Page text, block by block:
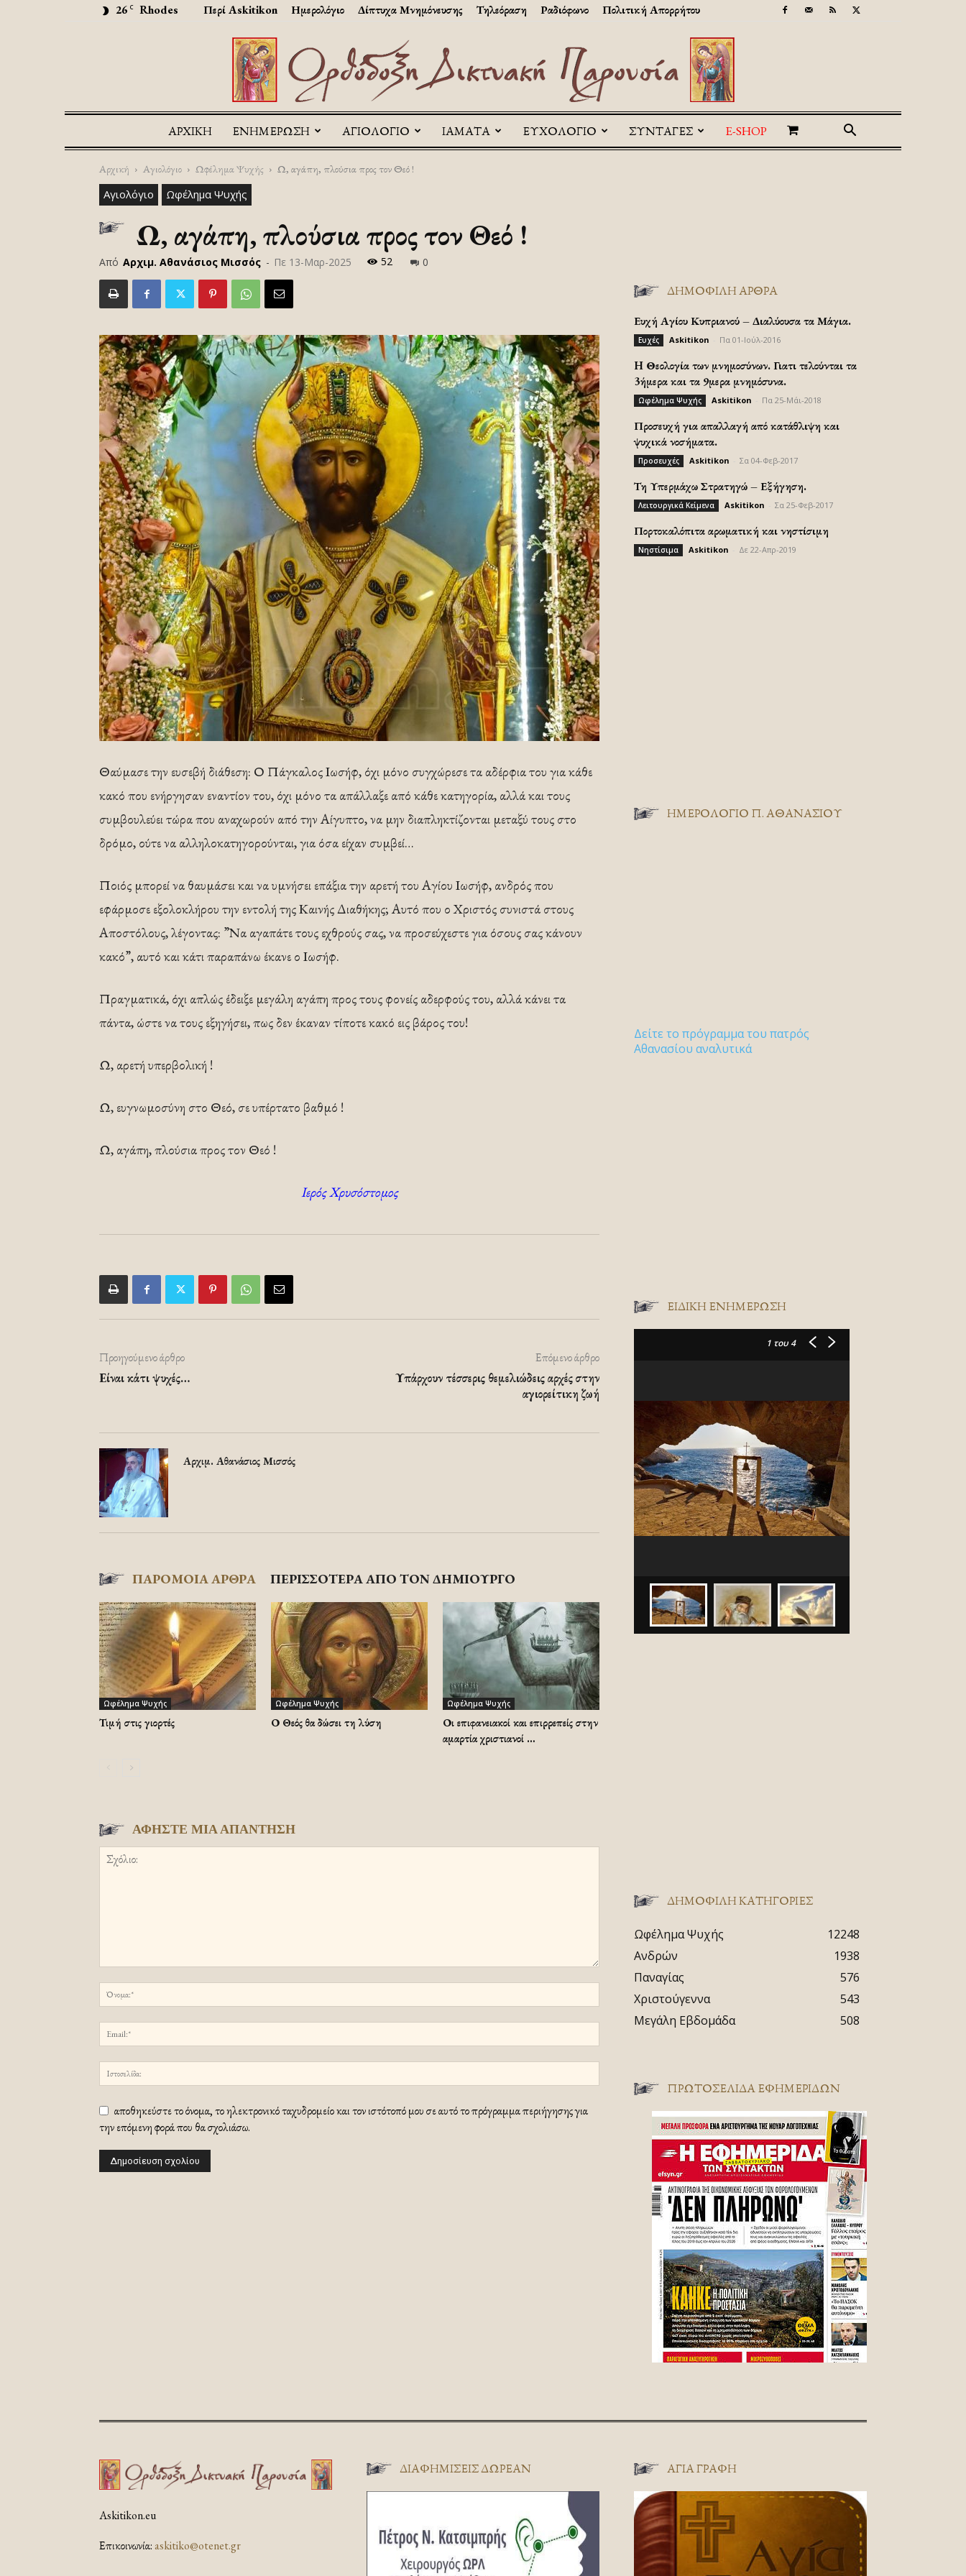
26 C Rhodes Περί Askitikon Ημερολόγιο Δίπτυχα Μνημόνευσης Τηλεόραση Ραδιόφωνο Πολιτική Απορρήτου
Askitikon
ΑΡΧΙΚΉ ΕΝΗΜΕΡΩΣΗ ΑΓΙΟΛΟΓΙΟ ΙΑΜΑΤΑ ΕΥΧΟΛΟΓΙΟ ΣΥΝΤΑΓΕΣ E-SHOP
Αρχική Αγιολόγιο Ωφέλημα Ψυχής Ω, αγάπη, πλούσια προς τον Θεό !
Αγιολόγιο Ωφέλημα Ψυχής
Ω, αγάπη, πλούσια προς τον Θεό !
Από Αρχιμ. Αθανάσιος Μισσός - Πε 13-Μαρ-2025 52 0
Θαύμασε την ευσεβή διάθεση: Ο Πάγκαλος Ιωσήφ, όχι μόνο συγχώρεσε τα αδέρφια του για κάθε
κακό που ενήργησαν εναντίον του, όχι μόνο τα απάλλαξε από κάθε κατηγορία, αλλά και τους
συμβουλεύει τώρα που αναχωρούν από την Αίγυπτο, να μην διαπληκτίζονται μεταξύ τους στο
δρόμο, ούτε να αλληλοκατηγορούνται, για όσα είχαν συμβεί…
Ποιός μπορεί να θαυμάσει και να υμνήσει επάξια την αρετή του Αγίου Ιωσήφ, ανδρός που
εφάρμοσε εξολοκλήρου την εντολή της Καινής Διαθήκης; Αυτό που ο Χριστός συνιστά στους
Αποστόλους, λέγοντας: ”Να αγαπάτε τους εχθρούς σας, να προσεύχεστε για όσους σας κάνουν
κακό”, αυτό και κάτι παραπάνω έκανε ο Ιωσήφ.
Πραγματικά, όχι απλώς έδειξε μεγάλη αγάπη προς τους φονείς αδερφούς του, αλλά κάνει τα
πάντα, ώστε να τους εξηγήσει, πως δεν έκαναν τίποτε κακό εις βάρος του!
Ω, αρετή υπερβολική !
Ω, ευγνωμοσύνη στο Θεό, σε υπέρτατο βαθμό !
Ω, αγάπη, πλούσια προς τον Θεό !
Ιερός Χρυσόστομος
Προηγούμενο άρθρο
Είναι κάτι ψυχές…
Επόμενο άρθρο
Υπάρχουν τέσσερις θεμελιώδεις αρχές στην
αγιορείτικη ζωή
Αρχιμ. Αθανάσιος Μισσός
ΠΑΡΟΜΟΙΑ ΑΡΘΡΑ ΠΕΡΙΣΣΟΤΕΡΑ ΑΠΟ ΤΟΝ ΔΗΜΙΟΥΡΓΟ
Ωφέλημα Ψυχής
Τιμή στις γιορτές
Ωφέλημα Ψυχής
Ο Θεός θα δώσει τη λύση
Ωφέλημα Ψυχής
Οι επιφανειακοί και επιρρεπείς στην
αμαρτία χριστιανοί …
ΑΦΗΣΤΕ ΜΙΑ ΑΠΑΝΤΗΣΗ
αποθηκεύστε το όνομα, το ηλεκτρονικό ταχυδρομείο και τον ιστότοπό μου σε αυτό το πρόγραμμα περιήγησης για
την επόμενη φορά που θα σχολιάσω.
ΔΗΜΟΦΙΛΗ ΑΡΘΡΑ
Ευχή Αγίου Κυπριανού – Διαλύουσα τα Μάγια.
Ευχές Askitikon Πα 01-Ιούλ-2016
H Θεολογία των μνημοσύνων. Γιατι τελούνται τα
3ήμερα και τα 9μερα μνημόσυνα.
Ωφέλημα Ψυχής Askitikon Πα 25-Μάι-2018
Προσευχή για απαλλαγή από κατάθλιψη και
ψυχικά νοσήματα.
Προσευχές Askitikon Σα 04-Φεβ-2017
Τη Υπερμάχω Στρατηγώ – Εξήγηση.
Λειτουργικά Κείμενα Askitikon Σα 25-Φεβ-2017
Πορτοκαλόπιτα αρωματική και νηστίσιμη
Νηστίσιμα Askitikon Δε 22-Απρ-2019
ΗΜΕΡΟΛΟΓΙΟ Π. ΑΘΑΝΑΣΙΟΥ
Δείτε το πρόγραμμα του πατρός
Αθανασίου αναλυτικά
ΕΙΔΙΚΉ ΕΝΗΜΈΡΩΣΗ
1 του 4
ΔΗΜΟΦΙΛΗ ΚΑΤΗΓΟΡΙΕΣ
Ωφέλημα Ψυχής
12248
Ανδρών
1938
Παναγίας
576
Χριστούγεννα
543
Μεγάλη Εβδομάδα
508
ΠΡΩΤΟΣΈΛΙΔΑ ΕΦΗΜΕΡΊΔΩΝ
Askitikon.eu
Επικοινωνία:askitiko@otenet.gr
ΔΙΑΦΗΜΊΣΕΙΣ ΔΩΡΕΆΝ ΑΓΊΑ ΓΡΑΦΉ